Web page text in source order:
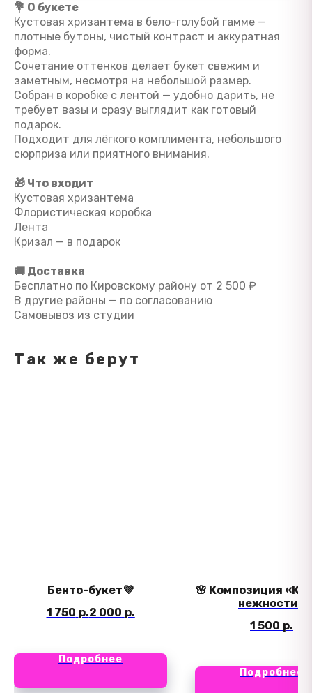
💐 О букете
Кустовая хризантема в бело-голубой гамме —
плотные бутоны, чистый контраст и аккуратная
форма.
Сочетание оттенков делает букет свежим и
заметным, несмотря на небольшой размер.
Собран в коробке с лентой — удобно дарить, не
требует вазы и сразу выглядит как готовый
подарок.
Подходит для лёгкого комплимента, небольшого
сюрприза или приятного внимания.
🎁 Что входит
Кустовая хризантема
Флористическая коробка
Лента
Кризал — в подарок
🚚 Доставка
Бесплатно по Кировскому району от 2 500 ₽
В другие районы — по согласованию
Самовывоз из студии
Так же берут
Бенто-букет💜
1 750 р.2 000 р.
Подробнее
🌸 Композиция
нежности»
1 500 р.
Подробнее